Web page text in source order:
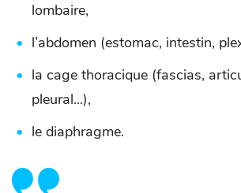
lombaire,
l’abdomen (estomac, intestin,
la cage thoracique (fascias,
pleural...),
le diaphragme.